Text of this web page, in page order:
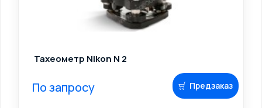
Тахеометр Nikon N 2
По запросу Предзаказ